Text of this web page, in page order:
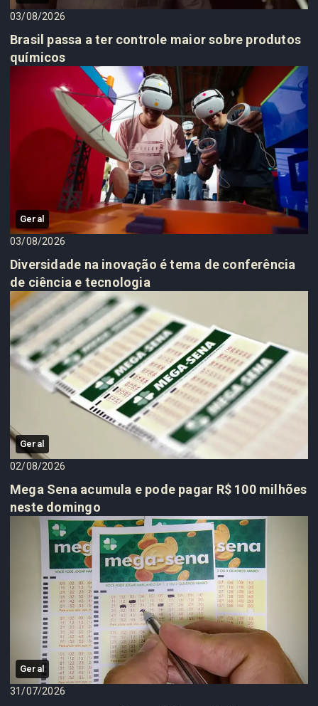
03/08/2026
Brasil passa a ter controle maior sobre produtos
químicos
Geral
03/08/2026
Diversidade na inovação é tema de conferência
de ciência e tecnologia
Geral
02/08/2026
Mega Sena acumula e pode pagar R$ 100 milhões
neste domingo
Geral
31/07/2026